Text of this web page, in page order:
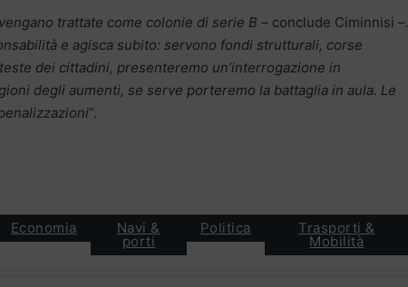
trattate come colonie di serie B – conclude Ciminnisi –.
e agisca subito: servono fondi strutturali, corse
dei cittadini, presenteremo un’interrogazione in
degli aumenti, se serve porteremo la battaglia in aula. Le
“.
Economia Navi &
porti
Politica Trasporti &
Mobilità